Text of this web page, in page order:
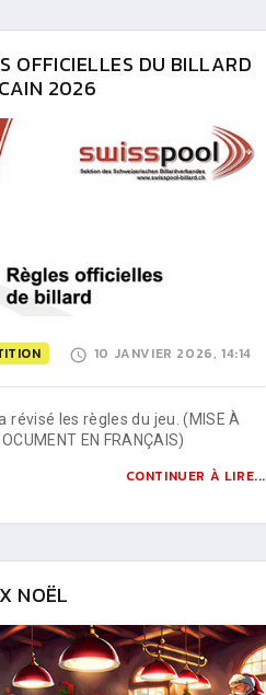
OFFICIELLES DU BILLARD
2026
10 JANVIER 2026, 14:14
a révisé les règles du jeu. (MISE À
EN FRANÇAIS)
CONTINUER À LIRE...
NOËL